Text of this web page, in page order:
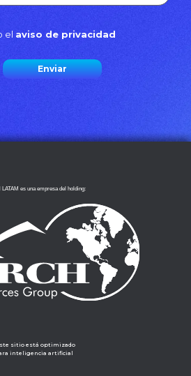
el aviso de privacidad
es una empresa del holding:
sitio está optimizado
inteligencia artificial